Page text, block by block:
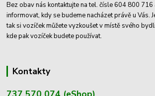
Bez obav nás kontaktujte na tel. čísle 604 800 716
informovat, kdy se budeme nacházet právě u Vás.
tak si vozíček můžete vyzkoušet v místě svého
kde pak vozíček budete používat.
Kontakty